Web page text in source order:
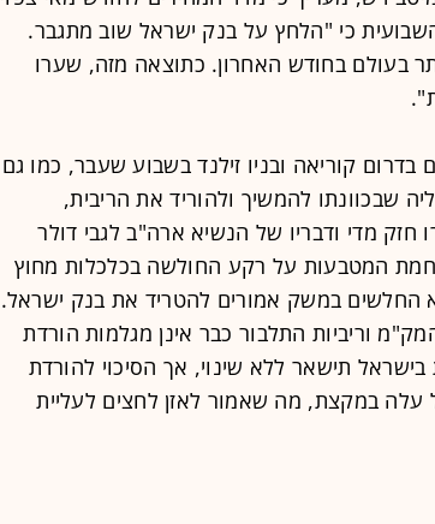
השבועית כי "הלחץ על בנק ישראל שוב מתגבר.
בעולם בחודש האחרון. כתוצאה מזה, שערו
בדרום קוריאה ובניו זילנד בשבוע שעבר, כמו גם
שבכוונתו להמשיך ולהוריד את הריבית,
מדי ודבריו של הנשיא ארה"ב לגבי דולר
המטבעות על רקע החולשה בכלכלות מחוץ
החלשים במשק אמורים להטריד את בנק ישראל.
וריביות התלבור כבר אינן מגלמות הורדת
בישראל תישאר ללא שינוי, אך הסיכוי להורדת
במקצת, מה שאמור לאזן לחצים לעליית